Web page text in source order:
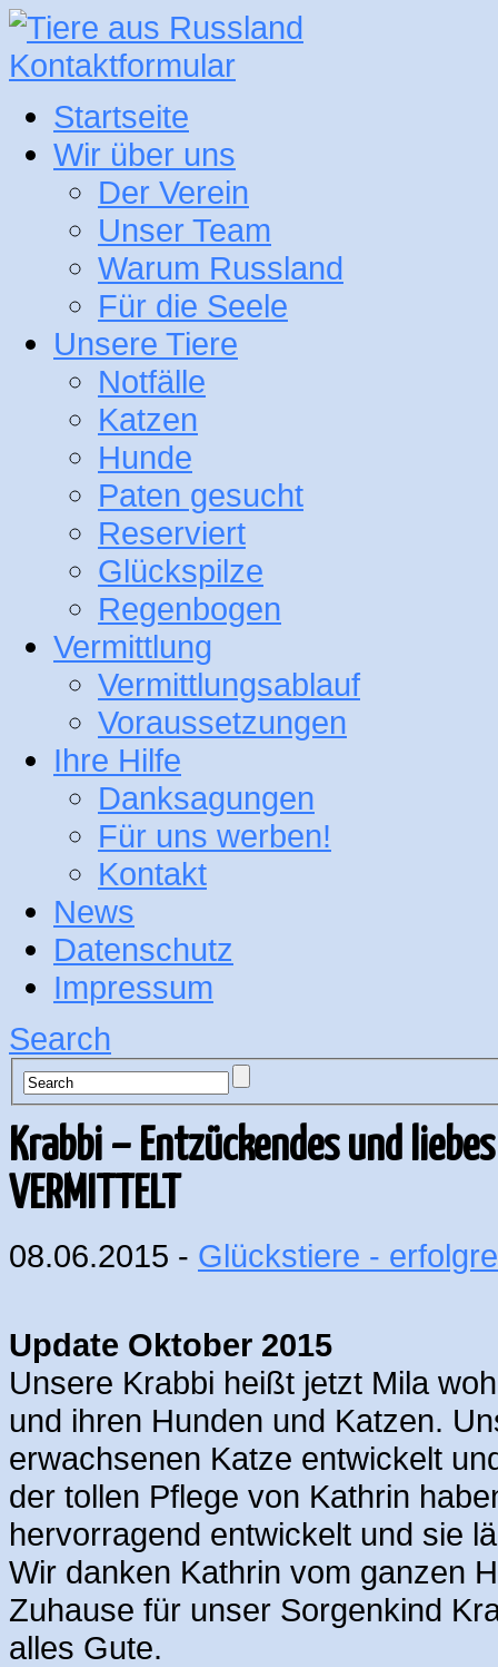
Kontaktformular
Startseite
Wir über uns
Der Verein
Unser Team
Warum Russland
Für die Seele
Unsere Tiere
Notfälle
Katzen
Hunde
Paten gesucht
Reserviert
Glückspilze
Regenbogen
Vermittlung
Vermittlungsablauf
Voraussetzungen
Ihre Hilfe
Danksagungen
Für uns werben!
Kontakt
News
Datenschutz
Impressum
Search
Krabbi – Entzückendes und
VERMITTELT
08.06.2015 - Glückstiere -
Update Oktober 2015
Unsere Krabbi heißt jetzt Mila
und ihren Hunden und Katzen.
erwachsenen Katze entwickelt
der tollen Pflege von Kathrin
hervorragend entwickelt und sie
Wir danken Kathrin vom ganzen
Zuhause für unser Sorgenkind
alles Gute.